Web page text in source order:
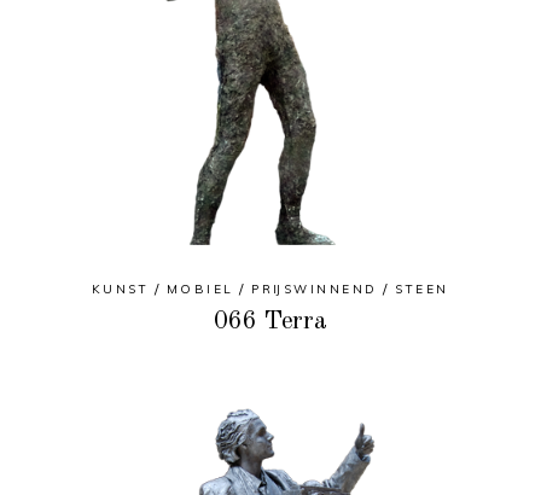
KUNST MOBIEL PRIJSWINNEND STEEN
066 Terra